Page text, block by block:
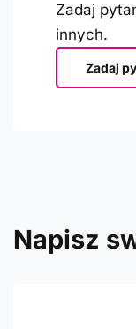
Zadaj
innych.
Zadaj
Napisz